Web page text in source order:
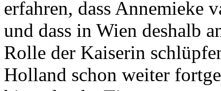
erfahren, dass Annemieke
und dass in Wien deshalb
Rolle der Kaiserin
Holland schon weiter